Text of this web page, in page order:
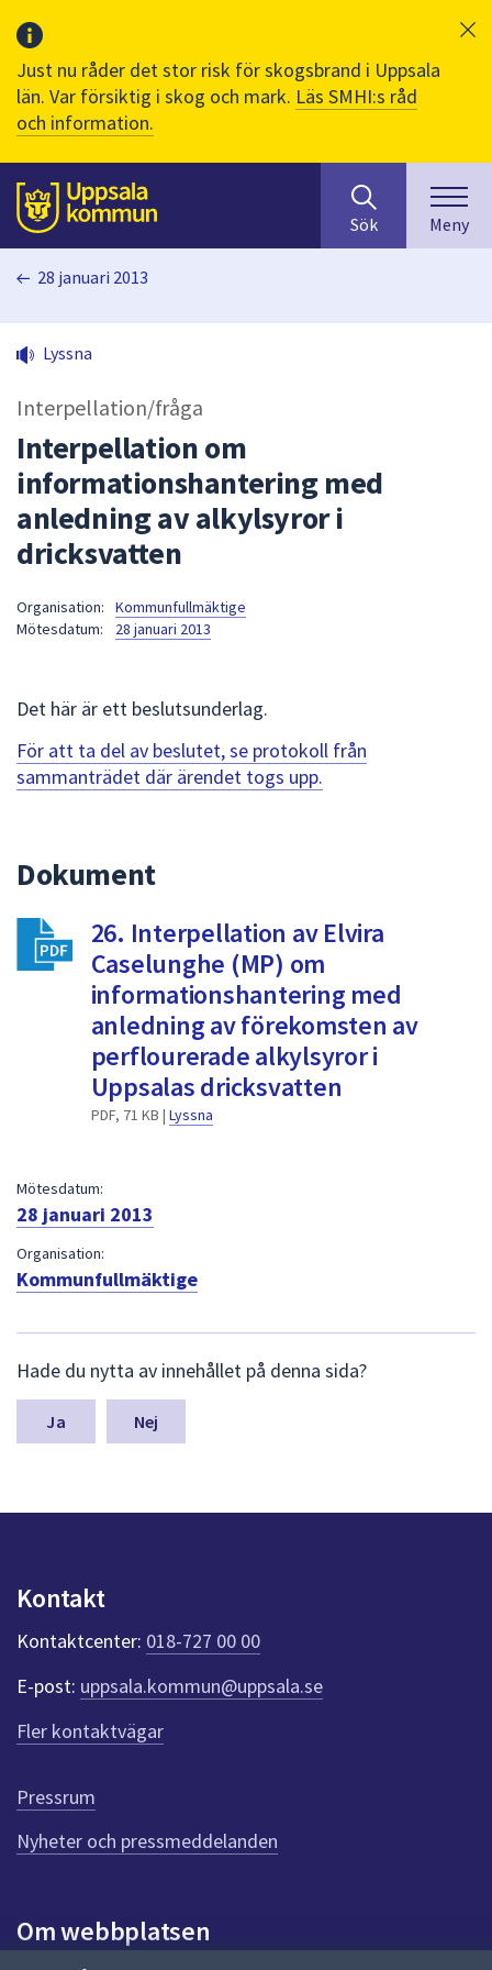
Just nu råder det stor risk för skogsbrand i Uppsala
län. Var försiktig i skog och mark. Läs SMHI:s råd
och information.
Till sidans
huvudinnehåll
efter
innehåll
på
sökförslag
att
mellan
sökförslagen
något
av
dem.
Sök Meny
28 januari 2013
Lyssna
Interpellation/fråga
Interpellation om
informationshantering med
anledning av alkylsyror i
dricksvatten
Organisation:
Kommunfullmäktige
Mötesdatum:
28 januari 2013
Det här är ett beslutsunderlag.
För att ta del av beslutet, se protokoll från
sammanträdet där ärendet togs upp.
Dokument
26. Interpellation av Elvira
Caselunghe (MP) om
informationshantering med
anledning av förekomsten av
perflourerade alkylsyror i
Uppsalas dricksvatten
PDF, 71 KB | Lyssna
Mötesdatum:
28 januari 2013
Organisation:
Kommunfullmäktige
ä
m
a
n
k
t
e
r
f
ö
r
e
n
n
a
d
a
Hade du nytta av innehållet på denna sida?
Nej
Kontakt
Kontaktcenter: 018-727 00 00
E-post: uppsala.kommun@uppsala.se
Fler kontaktvägar
Pressrum
Nyheter och pressmeddelanden
Om webbplatsen